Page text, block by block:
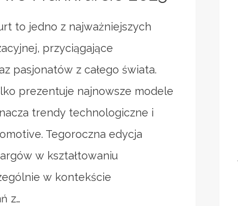
to jedno z najważniejszych
przyciągające
pasjonatów z całego świata.
prezentuje najnowsze modele
trendy technologiczne i
Tegoroczna edycja
w kształtowaniu
w kontekście
z…